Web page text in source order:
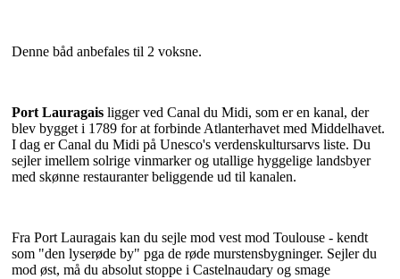
Denne båd anbefales til 2 voksne.
Port Lauragais ligger ved Canal du Midi, som er en kanal, der
blev bygget i 1789 for at forbinde Atlanterhavet med Middelhavet.
I dag er Canal du Midi på Unesco's verdenskultursarvs liste. Du
sejler imellem solrige vinmarker og utallige hyggelige landsbyer
med skønne restauranter beliggende ud til kanalen.
Fra Port Lauragais kan du sejle mod vest mod Toulouse - kendt
som "den lyserøde by" pga de røde murstensbygninger. Sejler du
mod øst, må du absolut stoppe i Castelnaudary og smage